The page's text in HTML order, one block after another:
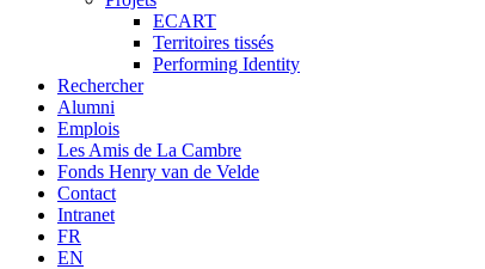
ECART
Territoires tissés
Performing Identity
Rechercher
Alumni
Emplois
Les Amis de La Cambre
Fonds Henry van de Velde
Contact
Intranet
FR
EN